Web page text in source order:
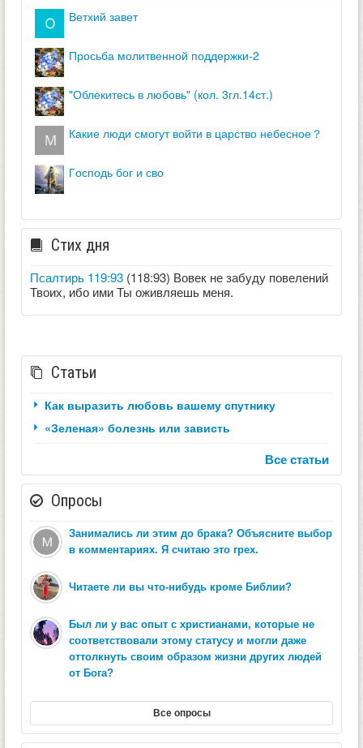
ветхий завет
просьба молитвенной поддержки-2
"облекитесь в любовь" (кол. 3гл.14ст.)
какие люди смогут войти в царство небесное？
господь бог и сво
Стих дня
Псалтирь 119:93 (118:93) Вовек не забуду повелений
Твоих, ибо ими Ты оживляешь меня.
Статьи
Как выразить любовь вашему спутнику
«Зеленая» болезнь или зависть
Все статьи
Опросы
Занимались ли этим до брака? Объясните выбор
в комментариях. Я считаю это грех.
Читаете ли вы что-нибудь кроме Библии?
Был ли у вас опыт с христианами, которые не
соответствовали этому статусу и могли даже
оттолкнуть своим образом жизни других людей
от Бога?
Все опросы